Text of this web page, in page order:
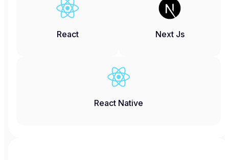
React Next Js
React Native